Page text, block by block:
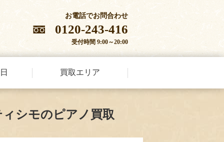
お電話でお問合わせ
0120-243-416
受付時間 9:00～20:00
買取エリア
シモのピアノ買取